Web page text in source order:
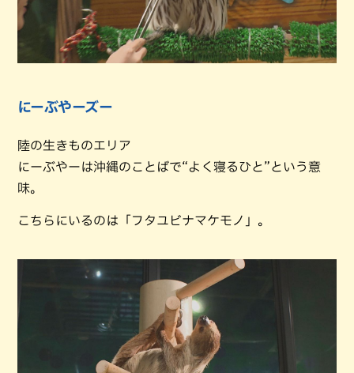
にーぶやーズー
陸の生きものエリア
にーぶやーは沖縄のことばで“よく寝るひと”という意
味。
こちらにいるのは「フタユビナマケモノ」。